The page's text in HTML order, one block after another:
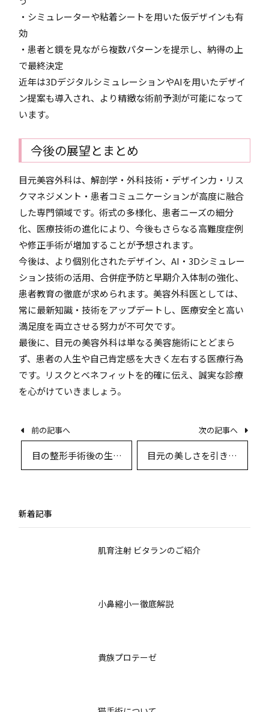
・シミュレーターや粘着シートを用いた仮デザインも有
効
・患者と鏡を見ながら複数パターンを提示し、納得の上
で最終決定
近年は3DデジタルシミュレーションやAIを用いたデザイ
ン提案も導入され、より精緻な術前予測が可能になって
います。
今後の展望とまとめ
目元美容外科は、解剖学・外科技術・デザイン力・リス
クマネジメント・患者コミュニケーションが高度に融合
した専門領域です。術式の多様化、患者ニーズの細分
化、医療技術の進化により、今後もさらなる高難度症例
や修正手術が増加することが予想されます。
今後は、より個別化されたデザイン、AI・3Dシミュレー
ション技術の活用、合併症予防と早期介入体制の強化、
患者教育の徹底が求められます。美容外科医としては、
常に最新知識・技術をアップデートし、医療安全と高い
満足度を両立させる努力が不可欠です。
最後に、目元の美容外科は単なる美容施術にとどまら
ず、患者の人生や自己肯定感を大きく左右する医療行為
です。リスクとベネフィットを的確に伝え、誠実な診療
を心がけていきましょう。
前の記事へ
目の整形手術後の生活
指導とケア：専門家が
次の記事へ
目元の美しさを引き出
す最新目の整形術式の
新着記事
肌育注射 ビタランのご紹介
小鼻縮小ー徹底解説
貴族プロテーゼ